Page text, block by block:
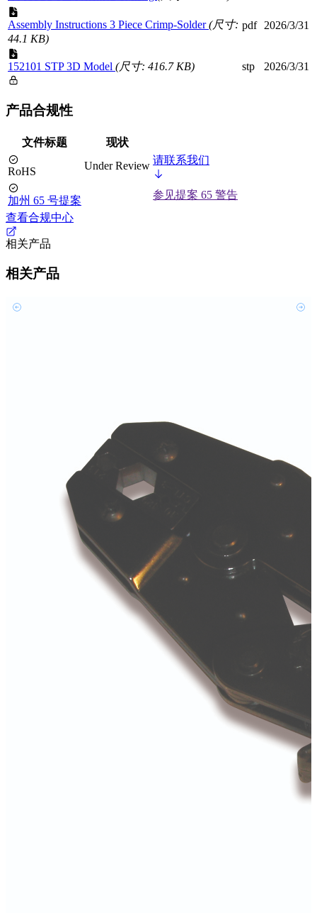
Assembly Instructions 3 Piece Crimp-Solder(尺寸:
44.1 KB)
pdf 2026/3/31
152101 STP 3D Model (尺寸: 416.7 KB) stp 2026/3/31
产品合规性
文件标题 现状
RoHS Under Review 请联系我们
加州 65 号提案
参见提案 65 警告
查看合规中心
相关产品
相关产品